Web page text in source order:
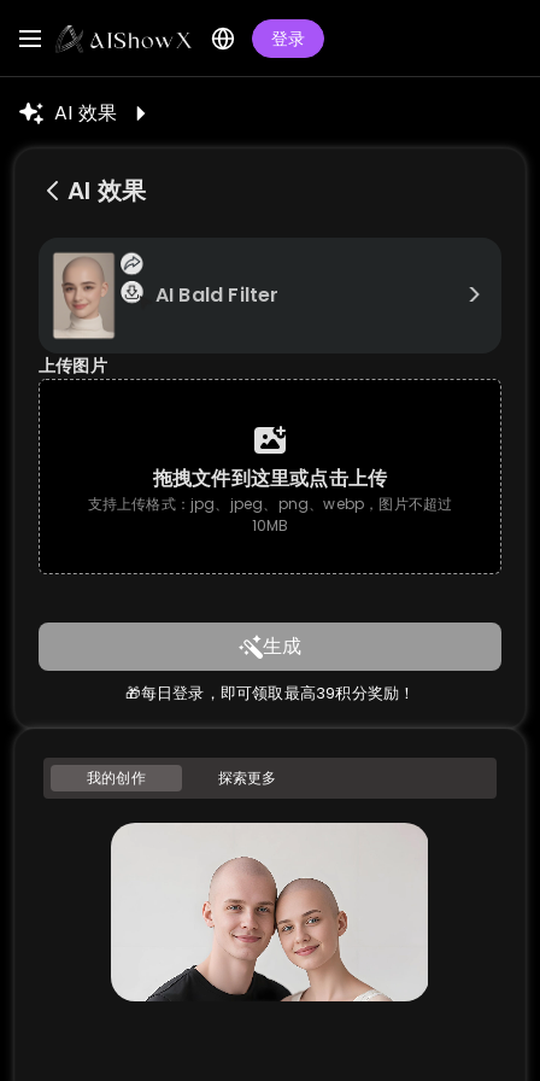
登录
AI 效果
AI 效果
AI Bald Filter >
上传图片
拖拽文件到这里或点击上传
支持上传格式：jpg、jpeg、png、webp，图片不超过
10MB
生成
🎁每日登录，即可领取最高39积分奖励！
我的创作 探索更多